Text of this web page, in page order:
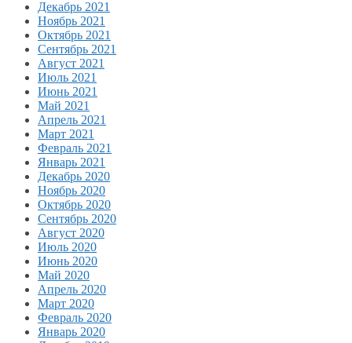
Декабрь 2021
Ноябрь 2021
Октябрь 2021
Сентябрь 2021
Август 2021
Июль 2021
Июнь 2021
Май 2021
Апрель 2021
Март 2021
Февраль 2021
Январь 2021
Декабрь 2020
Ноябрь 2020
Октябрь 2020
Сентябрь 2020
Август 2020
Июль 2020
Июнь 2020
Май 2020
Апрель 2020
Март 2020
Февраль 2020
Январь 2020